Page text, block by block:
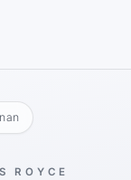
ROYCE